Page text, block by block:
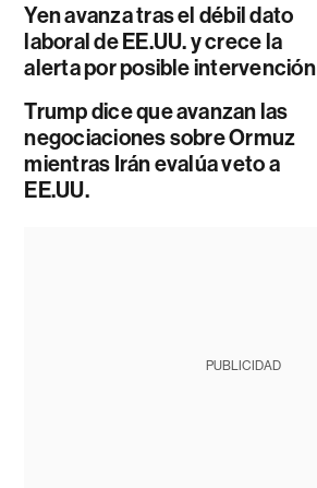
Yen avanza tras el débil dato
laboral de EE.UU. y crece la
alerta por posible intervención
Trump dice que avanzan las
negociaciones sobre Ormuz
mientras Irán evalúa veto a
EE.UU.
PUBLICIDAD